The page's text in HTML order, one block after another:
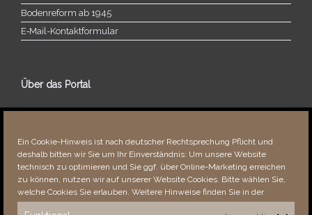
Ein Cookie-Hinweis ist nach deutscher Rechtsprechung Pflicht und
deshalb bitten wir Sie um Ihr Einverständnis: Um unsere Website
technisch zu optimieren und Sie ggf. über Online-Marketing erreichen
zu können, nutzen wir auf unserer Website Cookies. Bitte wählen Sie,
welche Cookies Sie erlauben. Weitere Hinweise finden Sie in der
Bodenreform ab 1945
E‑Mail-​​Kontaktformular
Über das Portal
Über dieses Portal
Fehler bemerkt?